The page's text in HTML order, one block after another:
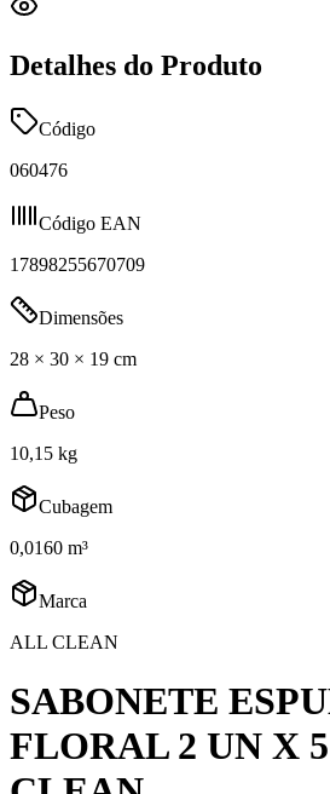
Detalhes do Produto
Código
060476
Código EAN
17898255670709
Dimensões
28 × 30 × 19 cm
Peso
10,15 kg
Cubagem
0,0160 m³
Marca
ALL CLEAN
SABONETE
FLORAL 2 UN X